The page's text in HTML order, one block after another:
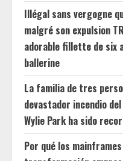
Illégal sans vergogne
malgré son expulsion
adorable fillette de six
ballerine
La familia de tres
devastador incendio
Wylie Park ha sido
Por qué los